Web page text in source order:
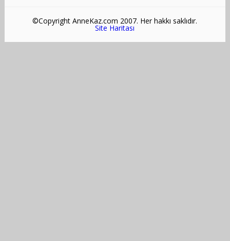
©Copyright AnneKaz.com 2007. Her hakkı saklıdır.
Site Haritası